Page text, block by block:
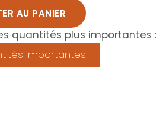
AU PANIER
quantités plus importantes :
importantes